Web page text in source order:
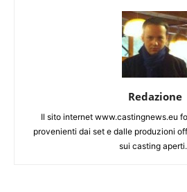
Redazione
Il sito internet www.castingnews.eu
provenienti dai set e dalle produzioni
sui casting